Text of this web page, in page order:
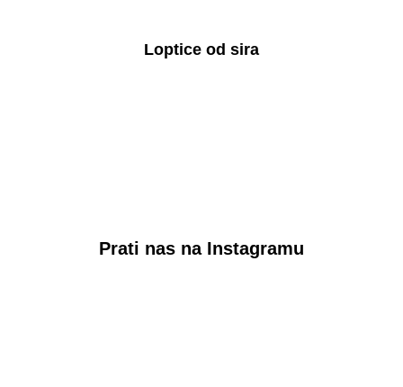
Loptice od sira
Prati nas na Instagramu